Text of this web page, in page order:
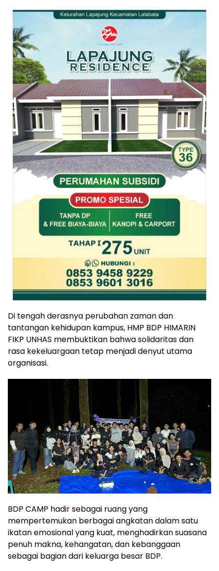
Di tengah derasnya perubahan zaman dan
tantangan kehidupan kampus, HMP BDP HIMARIN
FIKP UNHAS membuktikan bahwa solidaritas dan
rasa kekeluargaan tetap menjadi denyut utama
organisasi.
BDP CAMP hadir sebagai ruang yang
mempertemukan berbagai angkatan dalam satu
ikatan emosional yang kuat, menghadirkan suasana
penuh makna, kehangatan, dan kebanggaan
sebagai bagian dari keluarga besar BDP.